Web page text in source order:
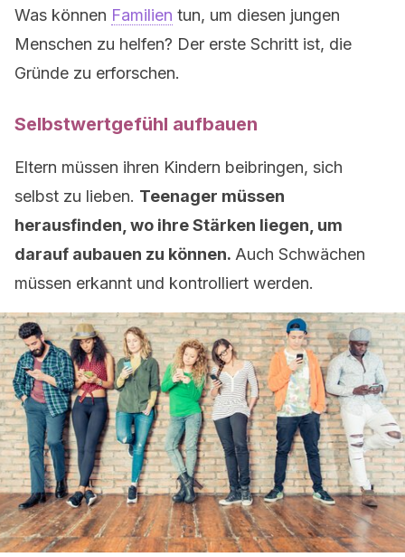
Was können Familien tun, um diesen jungen
Menschen zu helfen? Der erste Schritt ist, die
Gründe zu erforschen.
Selbstwertgefühl aufbauen
Eltern müssen ihren Kindern beibringen, sich
selbst zu lieben. Teenager müssen
herausfinden, wo ihre Stärken liegen, um
darauf aubauen zu können. Auch Schwächen
müssen erkannt und kontrolliert werden.